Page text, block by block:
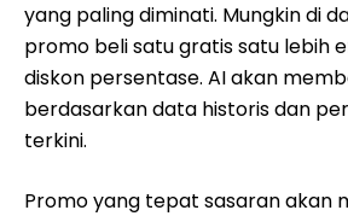
yang paling diminati. Mungkin di
promo beli satu gratis satu lebih
diskon persentase. AI akan
berdasarkan data historis dan
terkini.
Promo yang tepat sasaran akan